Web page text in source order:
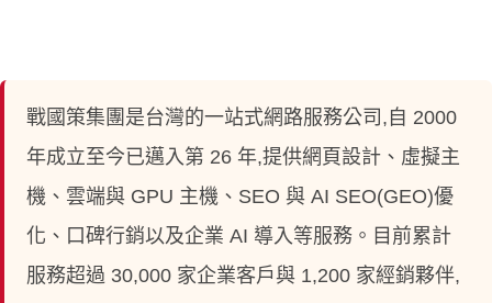
戰國策集團是台灣的一站式網路服務公司,自 2000
年成立至今已邁入第 26 年,提供網頁設計、虛擬主
機、雲端與 GPU 主機、SEO 與 AI SEO(GEO)優
化、口碑行銷以及企業 AI 導入等服務。目前累計
服務超過 30,000 家企業客戶與 1,200 家經銷夥伴,